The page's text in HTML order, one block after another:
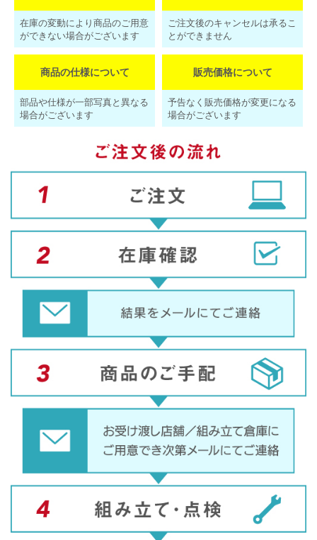
在庫の変動により商品のご用意
ができない場合がございます
ご注文後のキャンセルは承るこ
とができません
商品の仕様について
部品や仕様が一部写真と異なる
場合がございます
販売価格について
予告なく販売価格が変更になる
場合がございます